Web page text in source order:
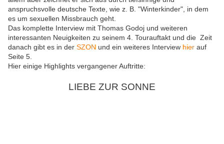
anspruchsvolle deutsche Texte, wie z. B. "Winterkinder", in dem
es um sexuellen Missbrauch geht.
Das komplette Interview mit Thomas Godoj und weiteren
interessanten Neuigkeiten zu seinem 4. Tourauftakt und die Zeit
danach gibt es in der SZON und ein weiteres Interview hier auf
Seite 5.
Hier einige Highlights vergangener Auftritte:
LIEBE ZUR SONNE